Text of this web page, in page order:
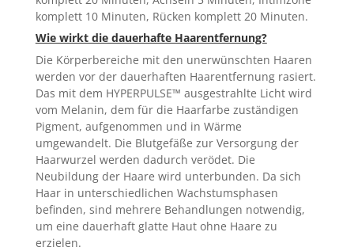
komplett 10 Minuten, Rücken komplett 20 Minuten.
Wie wirkt die dauerhafte Haarentfernung?
Die Körperbereiche mit den unerwünschten Haaren
werden vor der dauerhaften Haarentfernung rasiert.
Das mit dem HYPERPULSE™ ausgestrahlte Licht wird
vom Melanin, dem für die Haarfarbe zuständigen
Pigment, aufgenommen und in Wärme
umgewandelt. Die Blutgefäße zur Versorgung der
Haarwurzel werden dadurch verödet. Die
Neubildung der Haare wird unterbunden. Da sich
Haar in unterschiedlichen Wachstumsphasen
befinden, sind mehrere Behandlungen notwendig,
um eine dauerhaft glatte Haut ohne Haare zu
erzielen.